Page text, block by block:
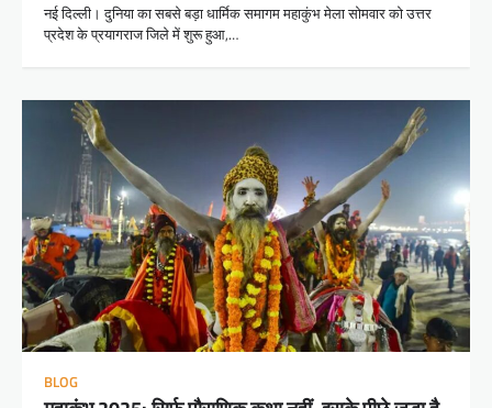
नई दिल्ली। दुनिया का सबसे बड़ा धार्मिक समागम महाकुंभ मेला सोमवार को उत्तर
प्रदेश के प्रयागराज जिले में शुरू हुआ,…
BLOG